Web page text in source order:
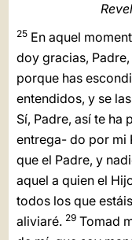
25En aquel
doy gracias,
porque has
entendidos, y se
Sí, Padre, así te ha
entrega- do por mi
que el Padre, y
aquel a quien el
todos los que
aliviaré. 29Tomad